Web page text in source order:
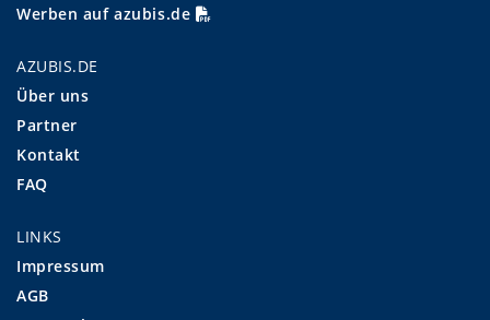
Werben auf azubis.de
AZUBIS.DE
Über uns
Partner
Kontakt
FAQ
LINKS
Impressum
AGB